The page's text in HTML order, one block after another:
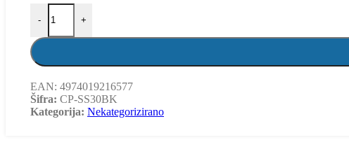
- +
EAN: 4974019216577
Šifra: CP-SS30BK
Kategorija: Nekategorizirano